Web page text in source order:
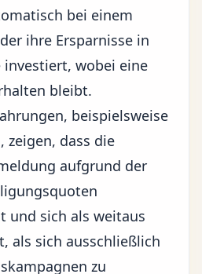
bei einem
ihre Ersparnisse in
wobei eine
bleibt.
beispielsweise
zeigen, dass die
aufgrund der
und sich als weitaus
als sich ausschließlich
zu